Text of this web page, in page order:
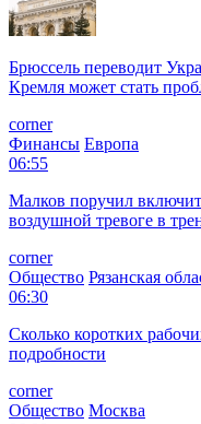
Брюссель переводит
Кремля может стать
corner
Финансы Европа
06:55
Малков поручил
воздушной тревоге в
corner
Общество Рязанская
06:30
Сколько коротких
подробности
corner
Общество Москва